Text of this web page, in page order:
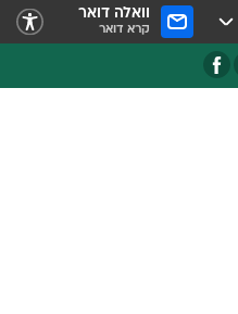
וואלה דואר
קרא דואר